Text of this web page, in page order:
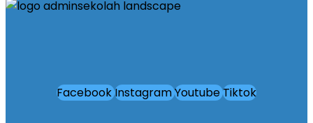
FacebookInstagramYoutubeTiktok